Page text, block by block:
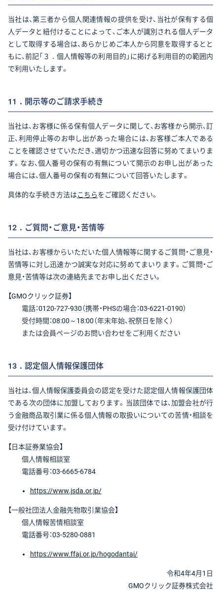
当社は、第三者から個人関連情報の提供を受け、当社が保有する個
人データと紐付けることによって、ご本人が識別される個人データ
として取得する場合は、あらかじめご本人から同意を取得するとと
もに、前記「３．個人情報等の利用目的」に掲げる利用目的の範囲内
で利用いたします。
11．開示等のご請求手続き
当社は、お客様に係る保有個人データに関して、お客様から開示、訂
正、利用停止等のお申し出があった場合には、お客様ご本人である
ことを確認させていただき、適切かつ迅速な回答に努めてまいりま
す。なお、個人番号の保有の有無について開示のお申し出があった
場合には、個人番号の保有の有無について回答いたします。
具体的な手続き方法はこちらをご確認ください。
12．ご質問・ご意見・苦情等
当社は、お客様からいただいた個人情報等に関するご質問・ご意見・
苦情等に対し迅速かつ誠実な対応に努めてまいります。ご質問・ご
意見・苦情等は次の連絡先までお申し出ください。
【GMOクリック証券】
電話：0120-727-930（携帯・PHSの場合：03-6221-0190）
受付時間：08:00～18:00（年末年始、祝祭日を除く）
または会員ページのお問い合わせをご利用ください
13．認定個人情報保護団体
当社は、個人情報保護委員会の認定を受けた認定個人情報保護団体
である次の団体に加盟しております。当該団体では、加盟会社が行
う金融商品取引業に係る個人情報の取扱いについての苦情・相談を
受け付けています。
【日本証券業協会】
個人情報相談室
電話番号：03-6665-6784
https://www.jsda.or.jp/
【一般社団法人金融先物取引業協会】
個人情報苦情相談室
電話番号：03-5280-0881
https://www.ffaj.or.jp/hogodantai/
令和4年4月1日
GMOクリック証券株式会社